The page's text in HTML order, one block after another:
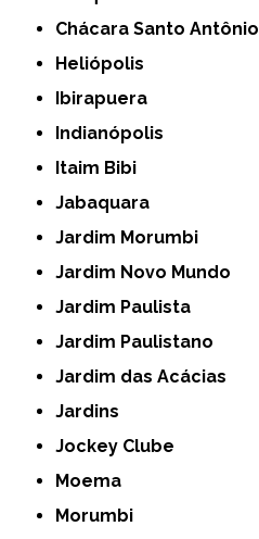
Chácara Santo Antônio
Heliópolis
Ibirapuera
Indianópolis
Itaim Bibi
Jabaquara
Jardim Morumbi
Jardim Novo Mundo
Jardim Paulista
Jardim Paulistano
Jardim das Acácias
Jardins
Jockey Clube
Moema
Morumbi